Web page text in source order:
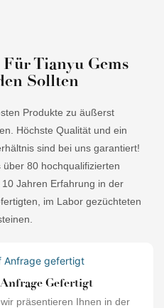
Tianyu Gems
Sollten
Produkte zu äußerst
Höchste Qualität und ein
sind bei uns garantiert!
80 hochqualifizierten
Jahren Erfahrung in der
im Labor gezüchteten
Gefertigt
präsentieren Ihnen in der